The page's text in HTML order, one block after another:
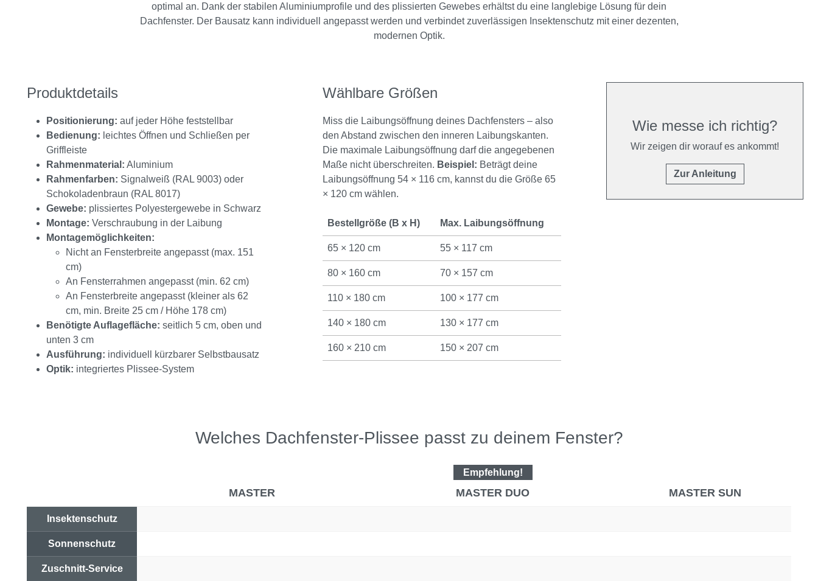
optimal an. Dank der stabilen Aluminiumprofile und des plissierten Gewebes erhältst du eine langlebige Lösung für dein
Dachfenster. Der Bausatz kann individuell angepasst werden und verbindet zuverlässigen Insektenschutz mit einer dezenten,
modernen Optik.
Produktdetails
Positionierung: auf jeder Höhe feststellbar
Bedienung: leichtes Öffnen und Schließen per
Griffleiste
Rahmenmaterial: Aluminium
Rahmenfarben: Signalweiß (RAL 9003) oder
Schokoladenbraun (RAL 8017)
Gewebe: plissiertes Polyestergewebe in Schwarz
Montage: Verschraubung in der Laibung
Montagemöglichkeiten:
Nicht an Fensterbreite angepasst (max. 151
cm)
An Fensterrahmen angepasst (min. 62 cm)
An Fensterbreite angepasst (kleiner als 62
cm, min. Breite 25 cm / Höhe 178 cm)
Benötigte Auflagefläche: seitlich 5 cm, oben und
unten 3 cm
Ausführung: individuell kürzbarer Selbstbausatz
Optik: integriertes Plissee-System
Wählbare Größen
Miss die Laibungsöffnung deines Dachfensters – also
den Abstand zwischen den inneren Laibungskanten.
Die maximale Laibungsöffnung darf die angegebenen
Maße nicht überschreiten. Beispiel: Beträgt deine
Laibungsöffnung 54 × 116 cm, kannst du die Größe 65
× 120 cm wählen.
Bestellgröße (B x H) Max. Laibungsöffnung
65 × 120 cm 55 × 117 cm
80 × 160 cm 70 × 157 cm
110 × 180 cm 100 × 177 cm
140 × 180 cm 130 × 177 cm
160 × 210 cm 150 × 207 cm
Wie messe ich richtig?
Wir zeigen dir worauf es ankommt!
Zur Anleitung
Welches Dachfenster-Plissee passt zu deinem Fenster?
MASTER
Empfehlung!
MASTER DUO MASTER SUN
Insektenschutz
Sonnenschutz
Zuschnitt-Service